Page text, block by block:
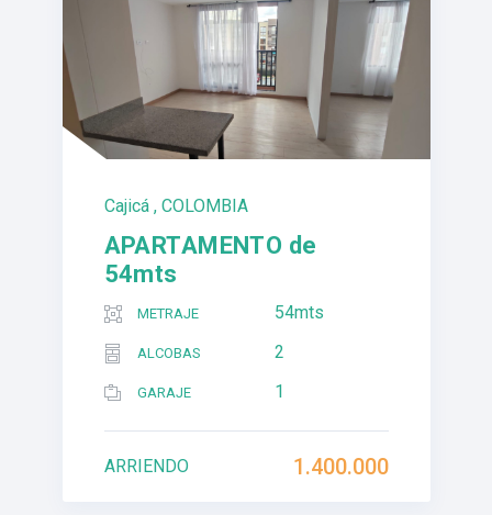
Cajicá , COLOMBIA
APARTAMENTO de
54mts
METRAJE 54mts
ALCOBAS 2
GARAJE 1
1.400.000
ARRIENDO